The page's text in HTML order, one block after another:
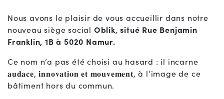
La SOWAER
Actions et projets citoyens
Nous avons le plaisir de vous accueillir dans notre
nouveau siège social Oblik,situé Rue Benjamin
Franklin, 1B à 5020 Namur.
Ce nom n’a pas été choisi au hasard : il incarne
𝐚𝐮𝐝𝐚𝐜𝐞, 𝐢𝐧𝐧𝐨𝐯𝐚𝐭𝐢𝐨𝐧 𝐞𝐭 𝐦𝐨𝐮𝐯𝐞𝐦𝐞𝐧𝐭, à l’image de ce
bâtiment hors du commun.